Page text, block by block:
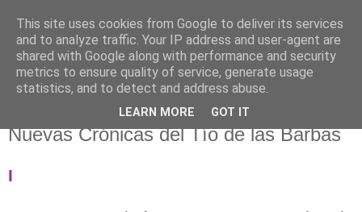
El pisapapeles de Karlsbad
Páginas de un escritor rural
miércoles, 22 de diciembre de 2010
Nuevas Crónicas del Tío de las Barbas
I
This site uses cookies from Google to deliver its services
and to analyze traffic. Your IP address and user-agent are
shared with Google along with performance and security
metrics to ensure quality of service, generate usage
statistics, and to detect and address abuse.
LEARN MORE GOT IT